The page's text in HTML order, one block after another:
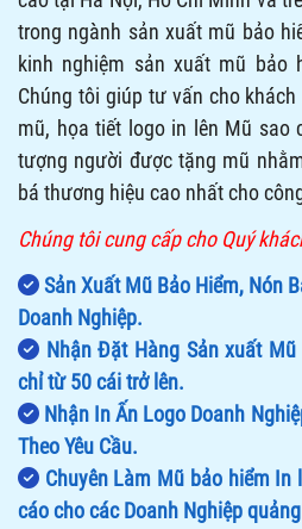
trong ngành sản xuất mũ bảo
kinh nghiệm sản xuất mũ bảo
Chúng tôi giúp tư vấn cho
mũ, họa tiết logo in lên Mũ sao
tượng người được tặng mũ
bá thương hiệu cao nhất cho
Chúng tôi cung cấp cho Quý
Sản Xuất Mũ Bảo Hiểm, Nón
Doanh Nghiệp.
Nhận Đặt Hàng Sản xuất Mũ
chỉ từ 50 cái trở lên.
Nhận In Ấn Logo Doanh
Theo Yêu Cầu.
Chuyên Làm Mũ bảo hiểm
cáo cho các Doanh Nghiệp